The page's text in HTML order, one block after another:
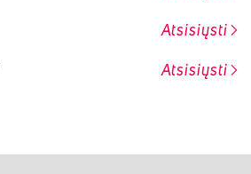
Atsisiųsti
Atsisiųsti